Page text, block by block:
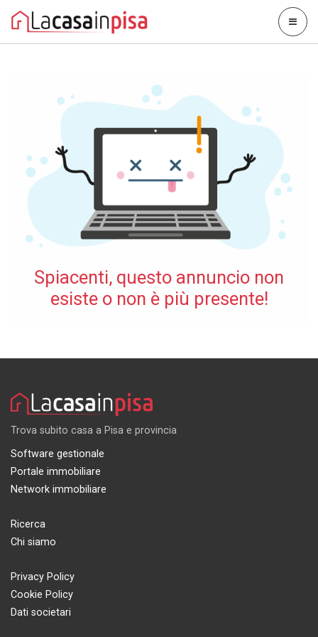
Spiacenti, questo annuncio non
esiste o non è più presente!
Trova subito casa a Pisa e provincia
Software gestionale
Portale immobiliare
Network immobiliare
Ricerca
Chi siamo
Privacy Policy
Cookie Policy
Dati societari